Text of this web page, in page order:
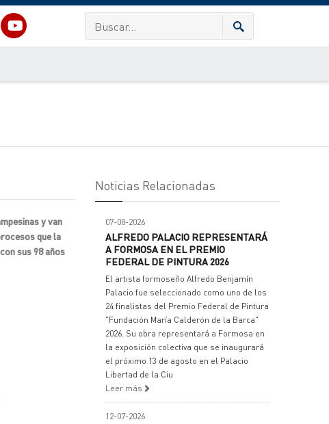
y van
que la
sus 98 años
Noticias Relacionadas
07-08-2026
ALFREDO PALACIO REPRESENTARÁ
A FORMOSA EN EL PREMIO
FEDERAL DE PINTURA 2026
El artista formoseño Alfredo Benjamín
Palacio fue seleccionado como uno de los
24 finalistas del Premio Federal de Pintura
"Fundación María Calderón de la Barca"
2026. Su obra representará a Formosa en
la exposición colectiva que se inaugurará
el próximo 13 de agosto en el Palacio
Libertad de la Ciu
Leer más
12-07-2026